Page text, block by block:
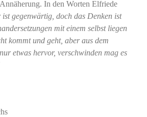
In den Worten Elfriede
ist gegenwärtig, doch das Denken ist
mit einem selbst liegen
kommt und geht, aber aus dem
etwas hervor, verschwinden mag es